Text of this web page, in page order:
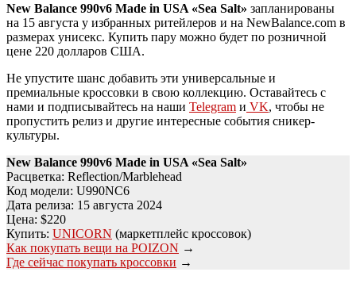
New Balance 990v6 Made in USA «Sea Salt» запланированы
на 15 августа у избранных ритейлеров и на NewBalance.com в
размерах унисекс. Купить пару можно будет по розничной
цене 220 долларов США.
Не упустите шанс добавить эти универсальные и
премиальные кроссовки в свою коллекцию. Оставайтесь с
нами и подписывайтесь на наши Telegram и VK, чтобы не
пропустить релиз и другие интересные события сникер-
культуры.
New Balance 990v6 Made in USA «Sea Salt»
Расцветка: Reflection/Marblehead
Код модели: U990NC6
Дата релиза: 15 августа 2024
Цена: $220
Купить: UNICORN (маркетплейс кроссовок)
Как покупать вещи на POIZON →
Где сейчас покупать кроссовки →